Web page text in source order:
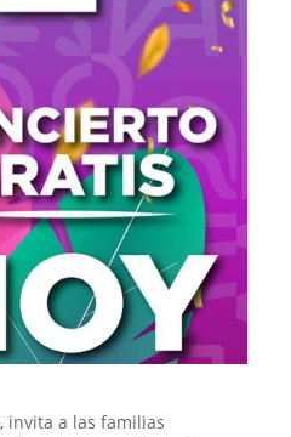
invita a las familias